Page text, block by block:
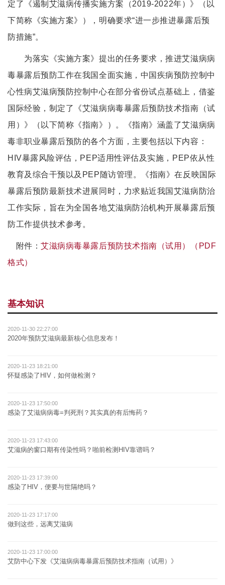
定了《遏制艾滋病传播实施方案（2019-2022年）》（以
下简称《实施方案》），明确要求“进一步推进暴露后预
防措施”。
为落实《实施方案》提出的任务要求，推进艾滋病病
毒暴露后预防工作在我国全面实施，中国疾病预防控制中
心性病艾滋病预防控制中心在部分省份试点基础上，借鉴
国际经验，制定了《艾滋病病毒暴露后预防技术指南（试
用）》（以下简称《指南》）。《指南》涵盖了艾滋病病
毒非职业暴露后预防的各个方面，主要包括以下内容：
HIV暴露风险评估，PEP适用性评估及实施，PEP依从性
教育及综合干预以及PEP随访管理。《指南》在反映国际
暴露后预防最新技术进展同时，力求贴近我国艾滋病防治
工作实际，旨在为全国各地艾滋病防治机构开展暴露后预
防工作提供技术参考。
附件：艾滋病病毒暴露后预防技术指南（试用）（PDF
格式）
基本知识
2020-11-30 22:27:00
2020年预防艾滋病最新核心信息发布！
2020-11-23 18:21:00
怀疑感染了HIV，如何做检测？
2020-11-23 17:50:00
感染了艾滋病病毒=判死刑？其实真的有后悔药？
2020-11-23 17:43:00
艾滋病的窗口期有传染性吗？啪前检测HIV靠谱吗？
2020-11-23 17:39:00
感染了HIV，便要与世隔绝吗？
2020-11-23 17:17:00
做到这些，远离艾滋病
2020-11-23 17:00:00
艾防中心下发《艾滋病病毒暴露后预防技术指南（试用）》